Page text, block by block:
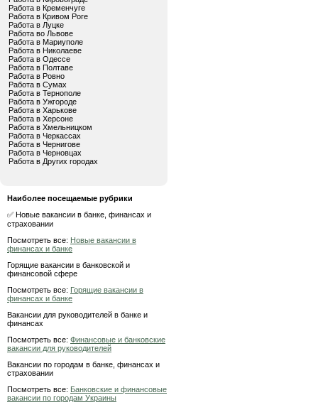
Работа в Кременчуге
Работа в Кривом Роге
Работа в Луцке
Работа во Львове
Работа в Мариуполе
Работа в Николаеве
Работа в Одессе
Работа в Полтаве
Работа в Ровно
Работа в Сумах
Работа в Тернополе
Работа в Ужгороде
Работа в Харькове
Работа в Херсоне
Работа в Хмельницком
Работа в Черкассах
Работа в Чернигове
Работа в Черновцах
Работа в Других городах
Наиболее посещаемые рубрики
✅ Новые вакансии в банке, финансах и
страховании
Посмотреть все: Новые вакансии в
финансах и банке
Горящие вакансии в банковской и
финансовой сфере
Посмотреть все: Горящие вакансии в
финансах и банке
Вакансии для руководителей в банке и
финансах
Посмотреть все: Финансовые и банковские
вакансии для руководителей
Вакансии по городам в банке, финансах и
страховании
Посмотреть все: Банковские и финансовые
вакансии по городам Украины